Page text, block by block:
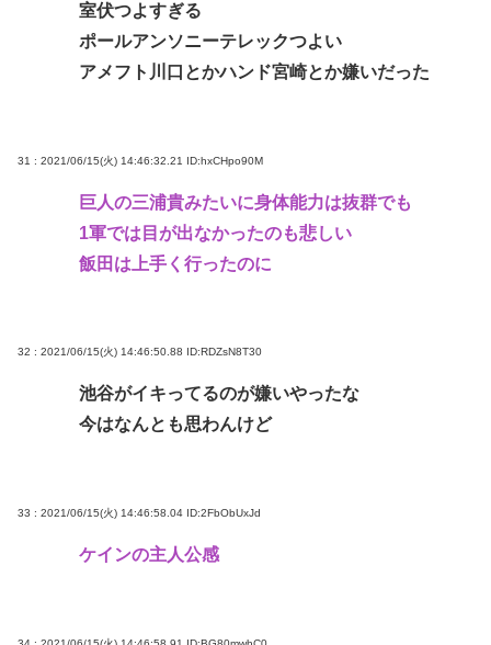
室伏つよすぎる
ポールアンソニーテレックつよい
アメフト川口とかハンド宮崎とか嫌いだった
31 : 2021/06/15(火) 14:46:32.21 ID:hxCHpo90M
巨人の三浦貴みたいに身体能力は抜群でも
1軍では目が出なかったのも悲しい
飯田は上手く行ったのに
32 : 2021/06/15(火) 14:46:50.88 ID:RDZsN8T30
池谷がイキってるのが嫌いやったな
今はなんとも思わんけど
33 : 2021/06/15(火) 14:46:58.04 ID:2FbObUxJd
ケインの主人公感